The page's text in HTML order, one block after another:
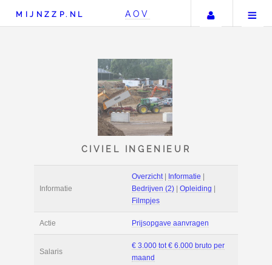
MIJNZZP.NL AOV Uw
CIVIEL INGENIEUR
Overzicht